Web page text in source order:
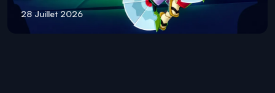
28 Juillet 2026